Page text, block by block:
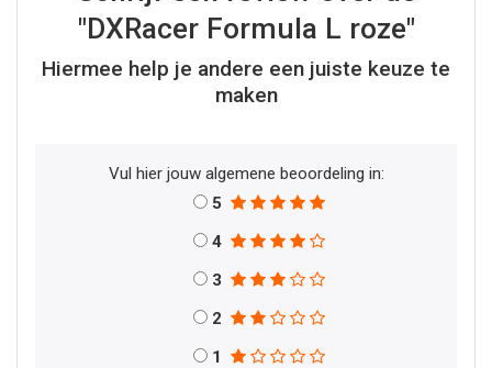
"DXRacer Formula L roze"
Hiermee help je andere een juiste keuze te
maken
Vul hier jouw algemene beoordeling in:
5
4
3
2
1